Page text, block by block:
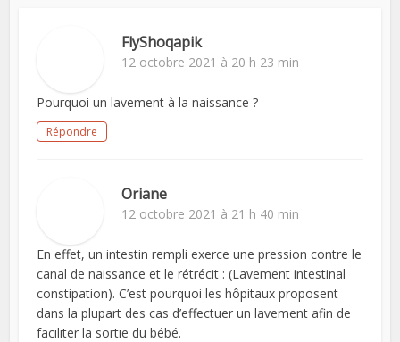
FlyShoqapik
12 octobre 2021 à 20 h 23 min
Pourquoi un lavement à la naissance ?
Répondre
Oriane
12 octobre 2021 à 21 h 40 min
En effet, un intestin rempli exerce une pression contre le
canal de naissance et le rétrécit : (Lavement intestinal
constipation). C’est pourquoi les hôpitaux proposent
dans la plupart des cas d’effectuer un lavement afin de
faciliter la sortie du bébé.